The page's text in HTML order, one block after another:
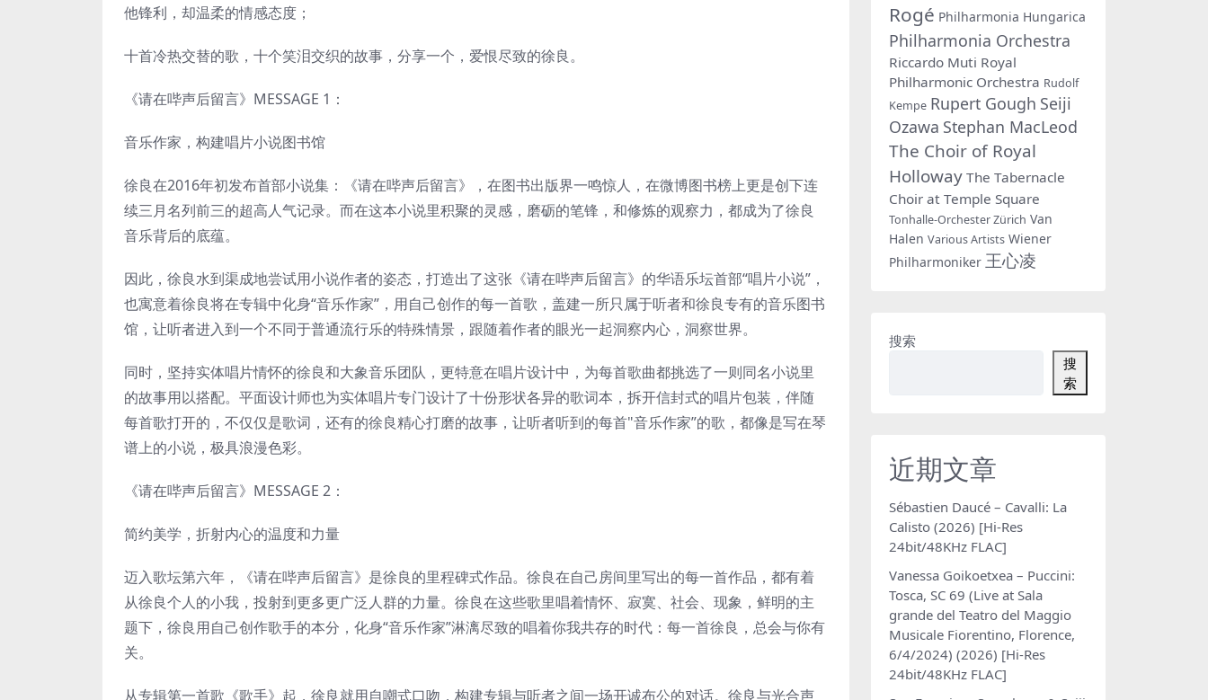
他锋利，却温柔的情感态度；
十首冷热交替的歌，十个笑泪交织的故事，分享一个，爱恨尽致的徐良。
《请在哔声后留言》MESSAGE 1：
音乐作家，构建唱片小说图书馆
徐良在2016年初发布首部小说集：《请在哔声后留言》，在图书出版界一鸣惊人，在微博图书榜上更是创下连
续三月名列前三的超高人气记录。而在这本小说里积聚的灵感，磨砺的笔锋，和修炼的观察力，都成为了徐良
音乐背后的底蕴。
因此，徐良水到渠成地尝试用小说作者的姿态，打造出了这张《请在哔声后留言》的华语乐坛首部“唱片小说”，
也寓意着徐良将在专辑中化身“音乐作家”，用自己创作的每一首歌，盖建一所只属于听者和徐良专有的音乐图书
馆，让听者进入到一个不同于普通流行乐的特殊情景，跟随着作者的眼光一起洞察内心，洞察世界。
同时，坚持实体唱片情怀的徐良和大象音乐团队，更特意在唱片设计中，为每首歌曲都挑选了一则同名小说里
的故事用以搭配。平面设计师也为实体唱片专门设计了十份形状各异的歌词本，拆开信封式的唱片包装，伴随
每首歌打开的，不仅仅是歌词，还有的徐良精心打磨的故事，让听者听到的每首"音乐作家”的歌，都像是写在琴
谱上的小说，极具浪漫色彩。
《请在哔声后留言》MESSAGE 2：
简约美学，折射内心的温度和力量
迈入歌坛第六年，《请在哔声后留言》是徐良的里程碑式作品。徐良在自己房间里写出的每一首作品，都有着
从徐良个人的小我，投射到更多更广泛人群的力量。徐良在这些歌里唱着情怀、寂寞、社会、现象，鲜明的主
题下，徐良用自己创作歌手的本分，化身“音乐作家”淋漓尽致的唱着你我共存的时代：每一首徐良，总会与你有
关。
从专辑第一首歌《歌手》起，徐良就用自嘲式口吻，构建专辑与听者之间一场开诚布公的对话。徐良与光合声
Rogé Philharmonia Hungarica
Philharmonia Orchestra
Riccardo Muti Royal
Philharmonic Orchestra Rudolf
Kempe Rupert Gough Seiji
Ozawa Stephan MacLeod
The Choir of Royal
Holloway The Tabernacle
Choir at Temple Square
Tonhalle-Orchester Zürich Van
Halen Various Artists Wiener
Philharmoniker 王心凌
搜索
搜
索
近期文章
Sébastien Daucé – Cavalli: La
Calisto (2026) [Hi-Res
24bit/48KHz FLAC]
Vanessa Goikoetxea – Puccini:
Tosca, SC 69 (Live at Sala
grande del Teatro del Maggio
Musicale Fiorentino, Florence,
6/4/2024) (2026) [Hi-Res
24bit/48KHz FLAC]